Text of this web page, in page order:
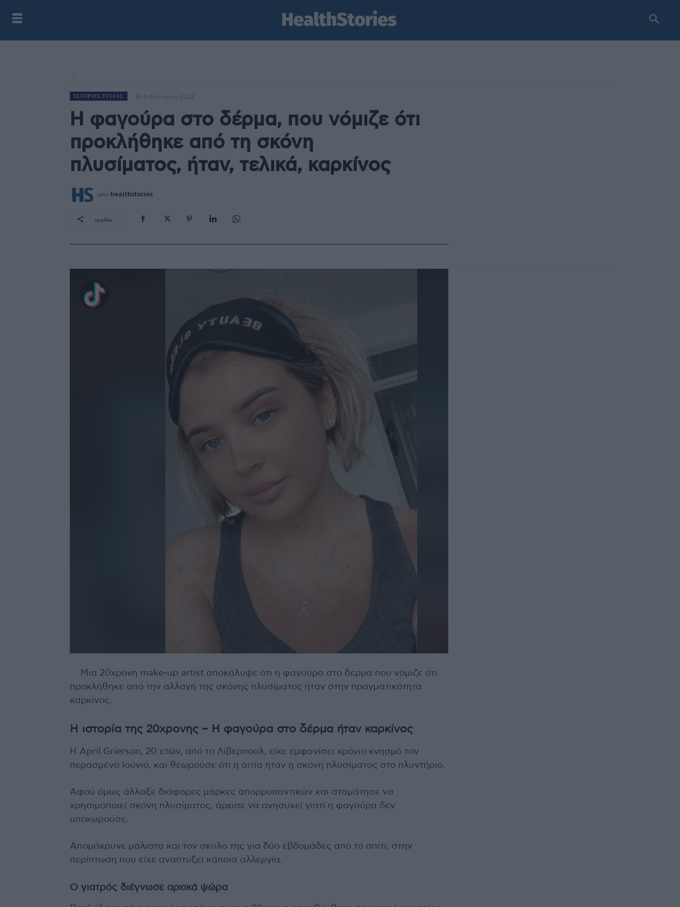
ΙΣΤΟΡΊΕΣ ΥΓΕΊΑΣ 18 Φεβρουαρίου 2022
Η φαγούρα στο δέρμα, που νόμιζε ότι
προκλήθηκε από τη σκόνη
πλυσίματος, ήταν, τελικά, καρκίνος
από healthstories
μερίδιο
Μια 20χρονη make-up artist αποκάλυψε ότι η φαγούρα στο δέρμα που νόμιζε ότι
προκλήθηκε από την αλλαγή της σκόνης πλυσίματος ήταν στην πραγματικότητα
καρκίνος.
Η ιστορία της 20χρονης – Η φαγούρα στο δέρμα ήταν καρκίνος
Η April Grierson, 20 ετών, από το Λίβερπουλ, είχε εμφανίσει χρόνιο κνησμό τον
περασμένο Ιούνιο, και θεωρούσε ότι η αιτία ήταν η σκόνη πλυσίματος στο πλυντήριο.
Αφού όμως άλλαξε διάφορες μάρκες απορρυπαντικών και σταμάτησε να
χρησιμοποιεί σκόνη πλυσίματος, άρχισε να ανησυχεί γιατί η φαγούρα δεν
υποχωρούσε.
Απομάκρυνε μάλιστα και τον σκύλο της για δύο εβδομάδες από το σπίτι, στην
περίπτωση που είχε αναπτύξει κάποια αλλεργία.
Ο γιατρός διέγνωσε αρχικά ψώρα